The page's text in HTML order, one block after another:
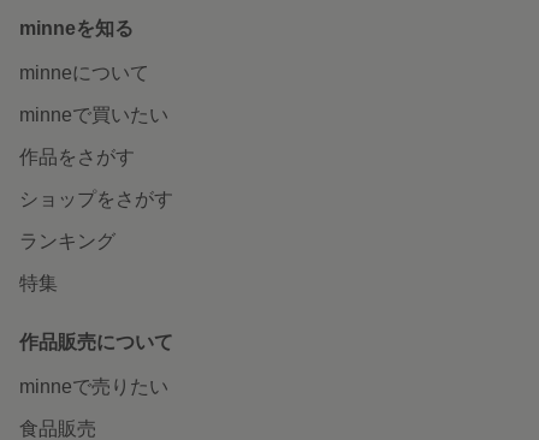
minneを知る
minneについて
minneで買いたい
作品をさがす
ショップをさがす
ランキング
特集
作品販売について
minneで売りたい
食品販売